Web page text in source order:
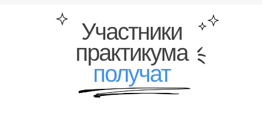
Участники
практикума
получат